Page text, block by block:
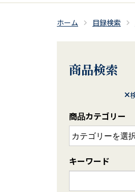
ホーム 目録検索
商品検索
商品カテゴリー
キーワード